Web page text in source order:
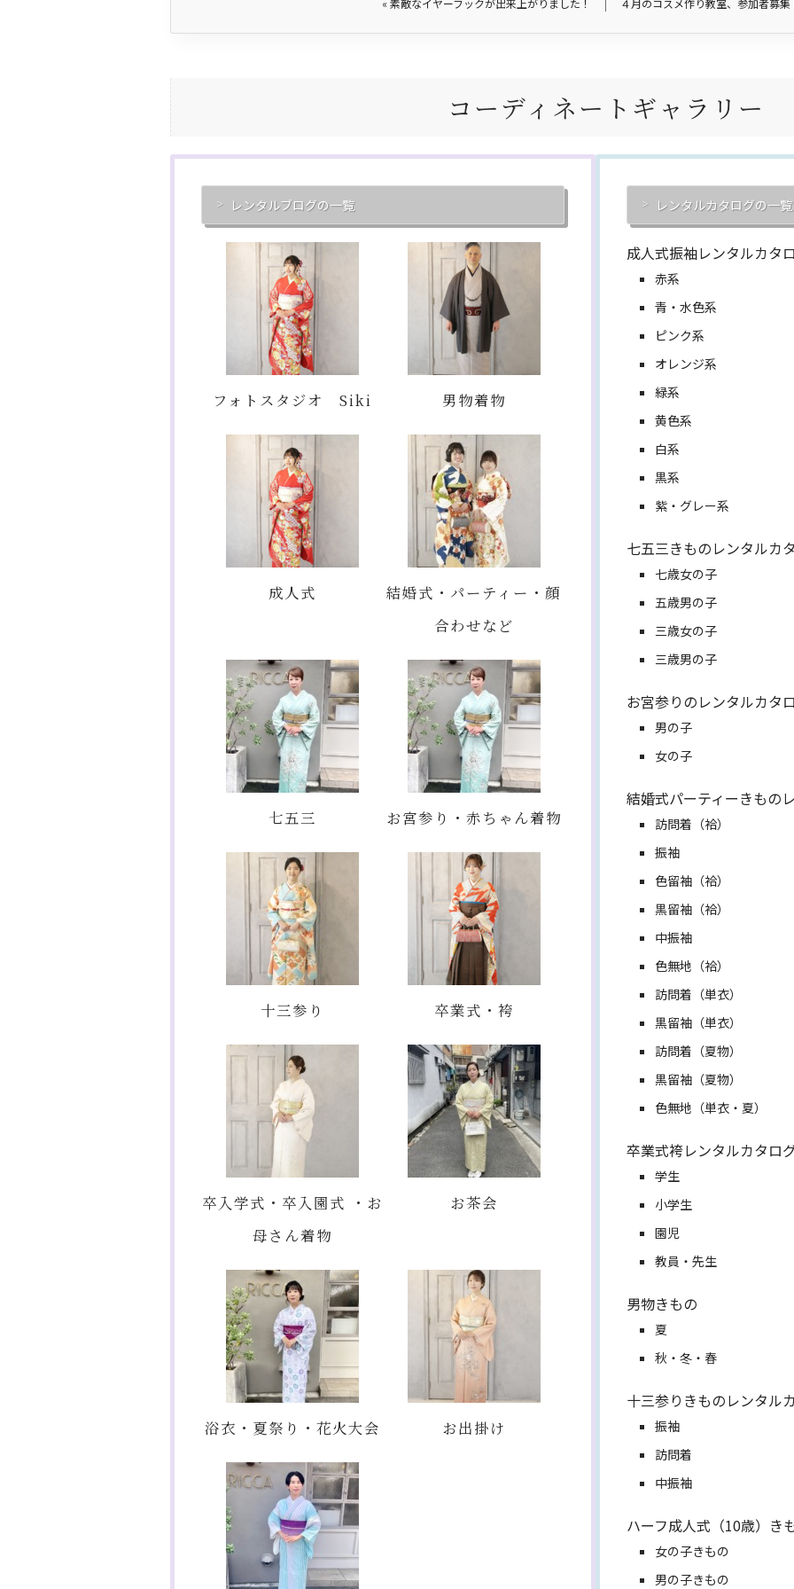
４月のコスメ作り教室、参加者募集
コーディネートギャラリー
レンタルブログの一覧
フォトスタジオ Siki 男物着物
成人式
結婚式・パーティー・顔
合わせなど
七五三 お宮参り・赤ちゃん着物
十三参り 卒業式・袴
卒入学式・卒入園式 ・お
母さん着物
お茶会
浴衣・夏祭り・花火大会 お出掛け
レンタルカタログの一覧
成人式振袖レンタルカタ
赤系
青・水色系
ピンク系
オレンジ系
緑系
黄色系
白系
黒系
紫・グレー系
七五三きものレンタルカ
七歳女の子
五歳男の子
三歳女の子
三歳男の子
お宮参りのレンタルカタ
男の子
女の子
結婚式パーティーきもの
訪問着（袷）
振袖
色留袖（袷）
黒留袖（袷）
中振袖
色無地（袷）
訪問着（単衣）
黒留袖（単衣）
訪問着（夏物）
黒留袖（夏物）
色無地（単衣・夏）
卒業式袴レンタルカタロ
学生
小学生
園児
教員・先生
男物きもの
夏
秋・冬・春
十三参りきものレンタル
振袖
訪問着
中振袖
ハーフ成人式（10歳）き
女の子きもの
男の子きもの